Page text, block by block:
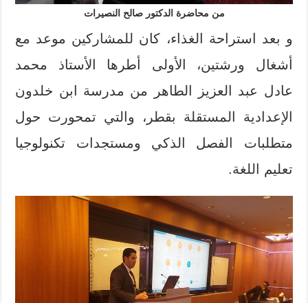
من محاضرة الدكتور صالح النصيرات
و بعد استراحة الغذاء، كان للمشاركين موعد مع
أشغال ورشتين، الأولى أطرها الأستاذ محمد
عادل عبد العزيز الطاهر من مدرسة ابن خلدون
الإعدادية المستقلة بقطر، والتي تمحورت حول
متطلبات الفصل الذكي ومستجدات تكنولوجيا
تعليم اللغة.